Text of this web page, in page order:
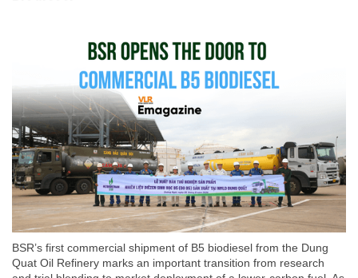
BSR’s first commercial shipment of B5 biodiesel from the Dung
Quat Oil Refinery marks an important transition from research